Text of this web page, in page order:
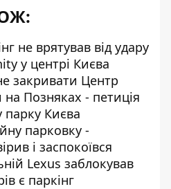
не врятував від удару
у центрі Києва
закривати Центр
Позняках - петиція
парку Києва
парковку -
і заспокоївся
Lexus заблокував
є паркінг